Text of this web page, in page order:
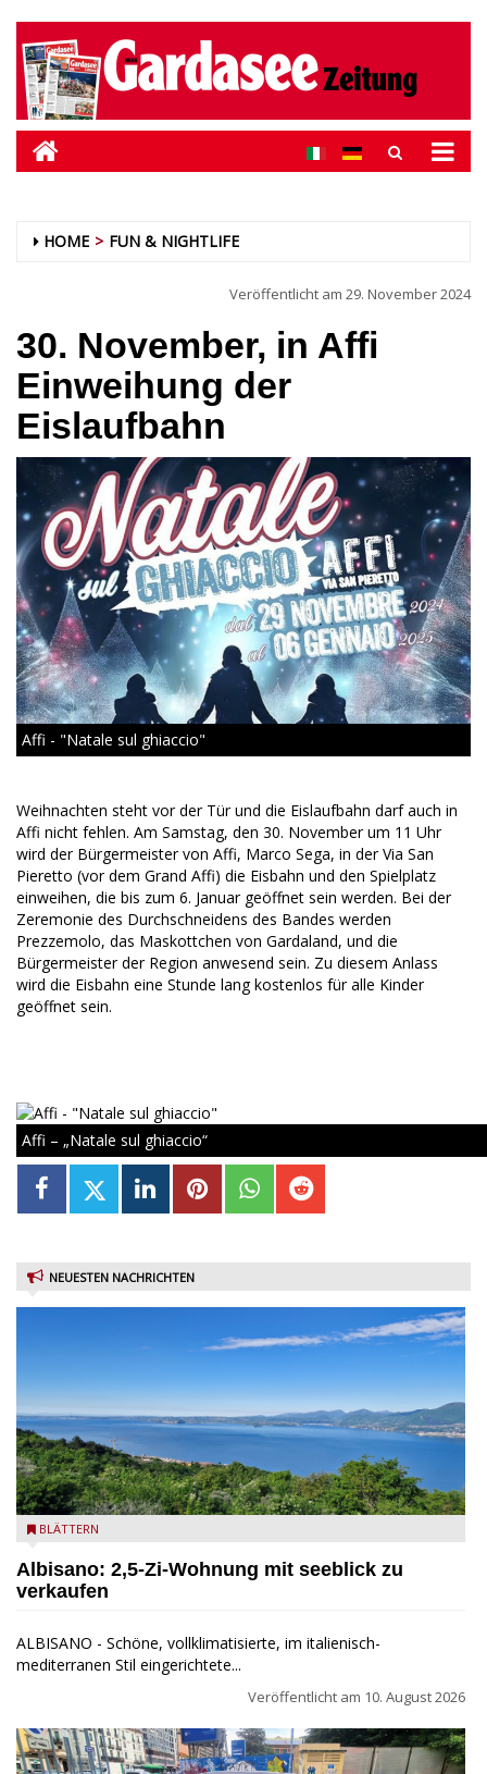
HOME FUN & NIGHTLIFE
Veröffentlicht am 29. November 2024
30. November, in Affi
Einweihung der
Eislaufbahn
Affi - "Natale sul ghiaccio"
Weihnachten steht vor der Tür und die Eislaufbahn darf auch in
Affi nicht fehlen. Am Samstag, den 30. November um 11 Uhr
wird der Bürgermeister von Affi, Marco Sega, in der Via San
Pieretto (vor dem Grand Affi) die Eisbahn und den Spielplatz
einweihen, die bis zum 6. Januar geöffnet sein werden. Bei der
Zeremonie des Durchschneidens des Bandes werden
Prezzemolo, das Maskottchen von Gardaland, und die
Bürgermeister der Region anwesend sein. Zu diesem Anlass
wird die Eisbahn eine Stunde lang kostenlos für alle Kinder
geöffnet sein.
Affi – „Natale sul ghiaccio“
NEUESTEN NACHRICHTEN
Seeblick
BLÄTTERN
Albisano: 2,5-Zi-Wohnung mit seeblick zu
verkaufen
ALBISANO - Schöne, vollklimatisierte, im italienisch-
mediterranen Stil eingerichtete...
Veröffentlicht am 10. August 2026